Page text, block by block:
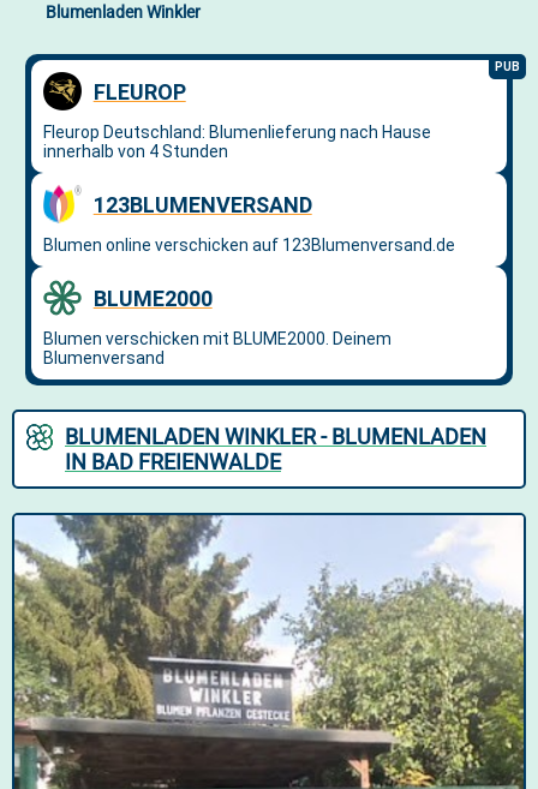
Blumenladen Winkler
BLUMENLADEN WINKLER - BLUMENLADEN
IN BAD FREIENWALDE